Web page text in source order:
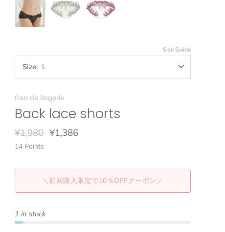
Size Guide
Size L
fran de lingerie
Back lace shorts
¥1,980 ¥1,386
14 Points
＼初回購入限定で10％OFFクーポン／
1 in stock